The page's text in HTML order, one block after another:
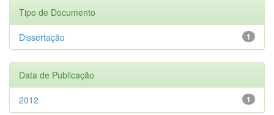
Tipo de Documento
1
Dissertação
Data de Publicação
1
2012